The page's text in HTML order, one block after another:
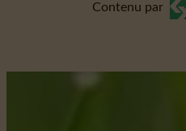
Contenu par